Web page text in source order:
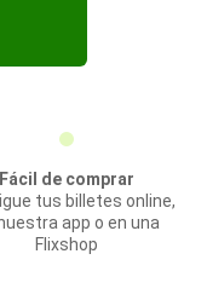
Fácil de comprar
tus billetes online,
app o en una
Flixshop